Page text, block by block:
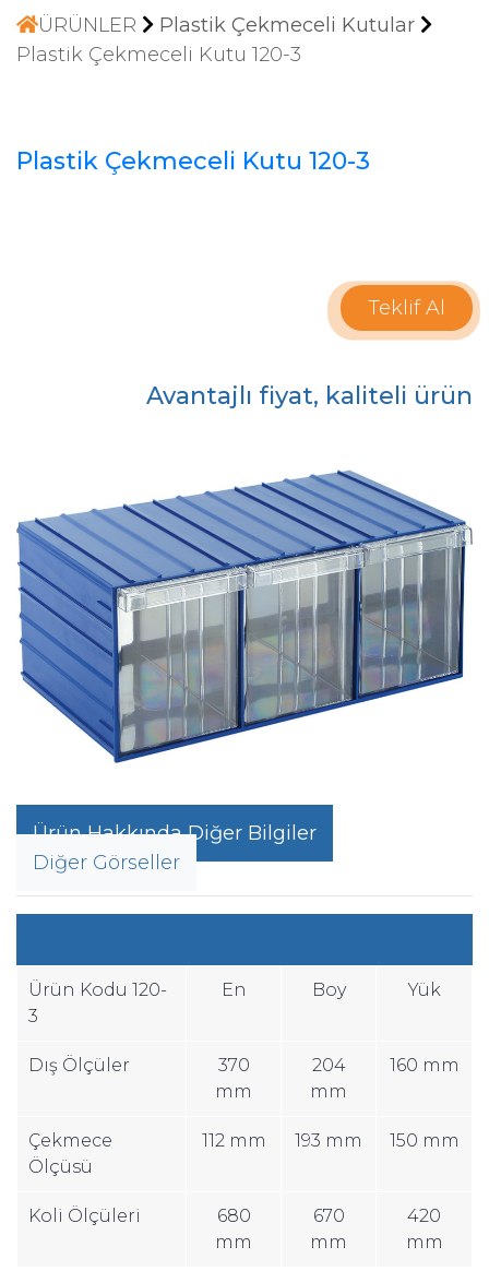
ÜRÜNLER
Plastik Çekmeceli Kutular
Plastik Çekmeceli Kutu 120-3
Plastik Çekmeceli Kutu 120-3
Teklif Al
Avantajlı fiyat, kaliteli ürün
Ürün Hakkında Diğer Bilgiler
Diğer Görseller
Ürün Kodu 120-
3
En Boy Yük
Dış Ölçüler
370
mm
204
mm
160 mm
Çekmece
Ölçüsü
112 mm 193 mm 150 mm
Koli Ölçüleri
680
mm
670
mm
420
mm